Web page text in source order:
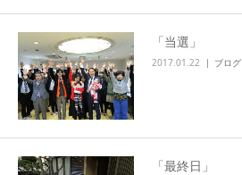
「当選」
2017.01.22 ブログ
「最終日」